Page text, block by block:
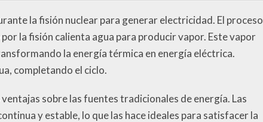
la fisión nuclear para generar electricidad. El proceso
la fisión calienta agua para producir vapor. Este vapor
la energía térmica en energía eléctrica.
completando el ciclo.
sobre las fuentes tradicionales de energía. Las
y estable, lo que las hace ideales para satisfacer la